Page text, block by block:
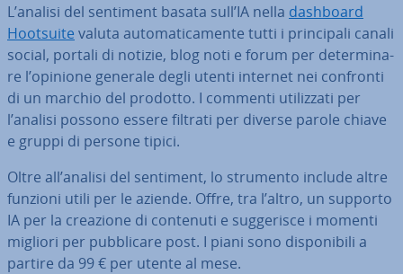
L’analisi del sentiment basata sull’IA nella dashboard
Hootsuite valuta au­to­ma­ti­ca­men­te tutti i prin­ci­pa­li canali
social, portali di notizie, blog noti e forum per de­ter­mi­na­
re l’opinione generale degli utenti internet nei confronti
di un marchio del prodotto. I commenti uti­liz­za­ti per
l’analisi possono essere filtrati per diverse parole chiave
e gruppi di persone tipici.
Oltre all’analisi del sentiment, lo strumento include altre
funzioni utili per le aziende. Offre, tra l’altro, un supporto
IA per la creazione di contenuti e sug­ge­ri­sce i momenti
migliori per pub­bli­ca­re post. I piani sono di­spo­ni­bi­li a
partire da 99 € per utente al mese.